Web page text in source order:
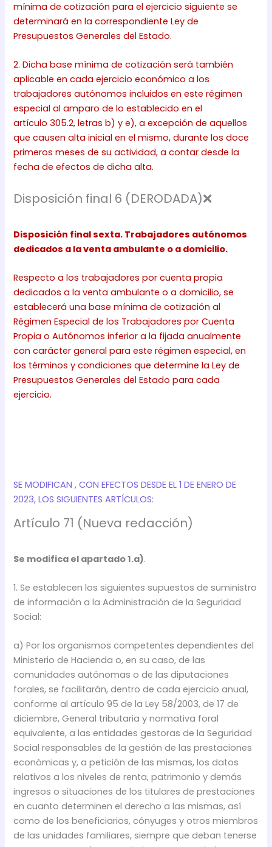
mínima de cotización para el ejercicio siguiente se
determinará en la correspondiente Ley de
Presupuestos Generales del Estado.
2. Dicha base mínima de cotización será también
aplicable en cada ejercicio económico a los
trabajadores autónomos incluidos en este régimen
especial al amparo de lo establecido en el
artículo 305.2, letras b) y e), a excepción de aquellos
que causen alta inicial en el mismo, durante los doce
primeros meses de su actividad, a contar desde la
fecha de efectos de dicha alta.
Disposición final 6 (DERODADA)❌
Disposición final sexta. Trabajadores autónomos
dedicados a la venta ambulante o a domicilio.
Respecto a los trabajadores por cuenta propia
dedicados a la venta ambulante o a domicilio, se
establecerá una base mínima de cotización al
Régimen Especial de los Trabajadores por Cuenta
Propia o Autónomos inferior a la fijada anualmente
con carácter general para este régimen especial, en
los términos y condiciones que determine la Ley de
Presupuestos Generales del Estado para cada
ejercicio.
SE MODIFICAN , CON EFECTOS DESDE EL 1 DE ENERO DE
2023, LOS SIGUIENTES ARTÍCULOS:
Artículo 71 (Nueva redacción)
Se modifica el apartado 1.a).
1. Se establecen los siguientes supuestos de suministro
de información a la Administración de la Seguridad
Social:
a) Por los organismos competentes dependientes del
Ministerio de Hacienda o, en su caso, de las
comunidades autónomas o de las diputaciones
forales, se facilitarán, dentro de cada ejercicio anual,
conforme al artículo 95 de la Ley 58/2003, de 17 de
diciembre, General tributaria y normativa foral
equivalente, a las entidades gestoras de la Seguridad
Social responsables de la gestión de las prestaciones
económicas y, a petición de las mismas, los datos
relativos a los niveles de renta, patrimonio y demás
ingresos o situaciones de los titulares de prestaciones
en cuanto determinen el derecho a las mismas, así
como de los beneficiarios, cónyuges y otros miembros
de las unidades familiares, siempre que deban tenerse